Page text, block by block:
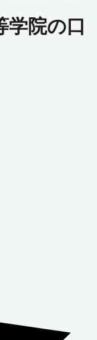
学院の口